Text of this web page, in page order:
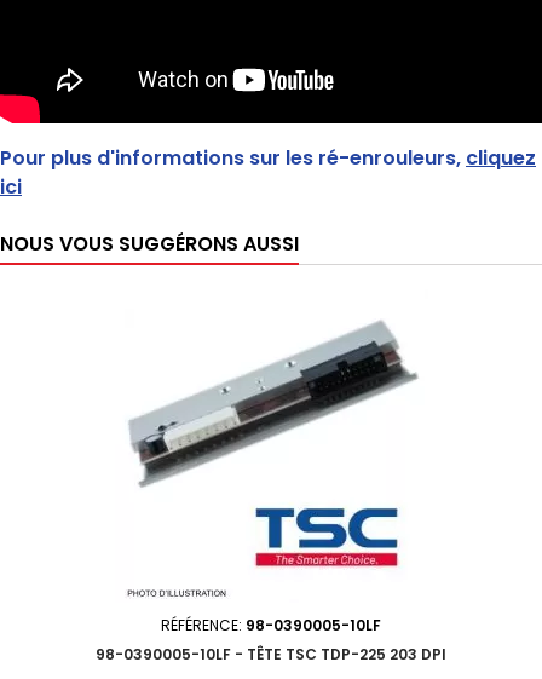
Pour plus d'informations sur les ré-enrouleurs, cliquez
ici
NOUS VOUS SUGGÉRONS AUSSI
RÉFÉRENCE: 98-0390005-10LF
98-0390005-10LF - TÊTE TSC TDP-225 203 DPI